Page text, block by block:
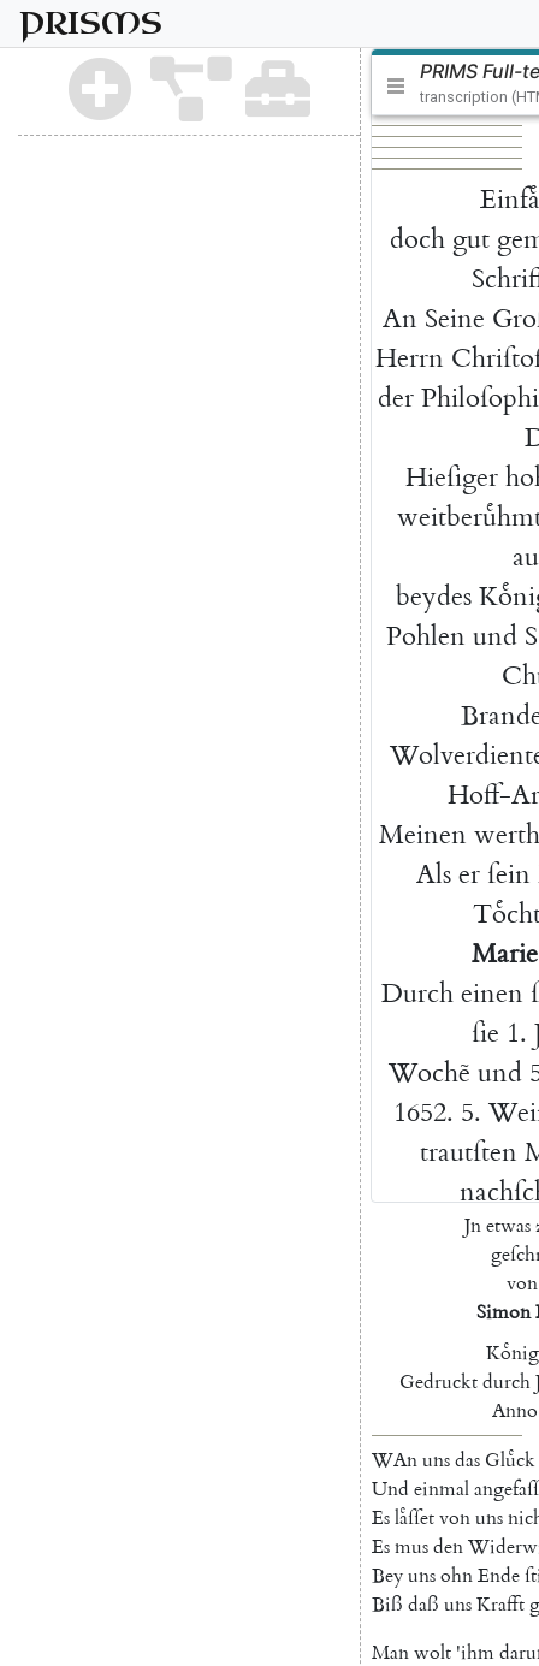
PRISMS
PRIMS Full-
transcription
doch gut
An Seine
Herrn
der
Hieſiger
beydes
Pohlen und
Hoff-
Meinen
Als er ſein
Durch einen
ſie 1.
Wochẽ und
1652. 5.
trautſten
Jn etwas
von
Simon
Gedrucktdurch
Anno
WAnunsdas Gluͤck
Und einmal
Eslaͤſſetvonuns
Esmusden
BeyunsohnEnde
Biß daß unsKrafft
Manwolt 'ihm